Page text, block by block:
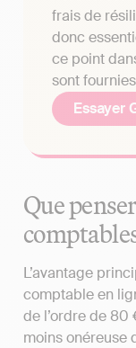
frais de
donc
ce point
sont
Essayer
Que
L’avantage
comptable en
de l’ordre de 80
moins onéreuse